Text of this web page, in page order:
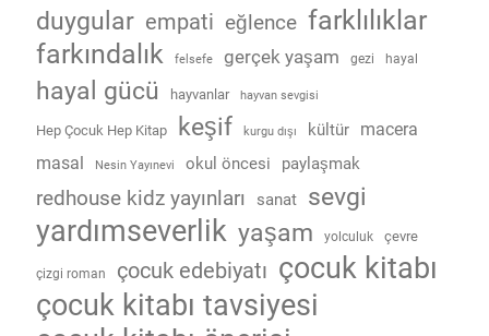
duygular empati eğlence farklılıklar
farkındalık
felsefe gerçek yaşam gezi hayal
hayal gücü hayvanlar hayvan sevgisi
Hep Çocuk Hep Kitap keşif kurgu dışı kültür
macera
masal
Nesin Yayınevi okul öncesi paylaşmak
redhouse kidz yayınları sanat sevgi
yardımseverlik yaşam yolculuk çevre
çizgi roman çocuk edebiyatı çocuk kitabı
çocuk kitabı tavsiyesi